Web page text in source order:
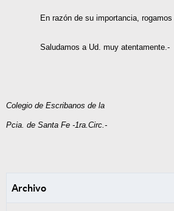
En razón de su importancia, rogamos
Saludamos a Ud. muy atentamente.-
Colegio de Escribanos de la
Pcia. de Santa Fe -1ra.Circ.-
Archivo